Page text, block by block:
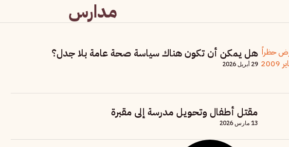
مدارس
هل يمكن أن تكون هناك سياسة صحة عامة بلا جدل؟
29 أبريل 2026
مقتل أطفال وتحويل مدرسة إلى مقبرة
13 مارس 2026